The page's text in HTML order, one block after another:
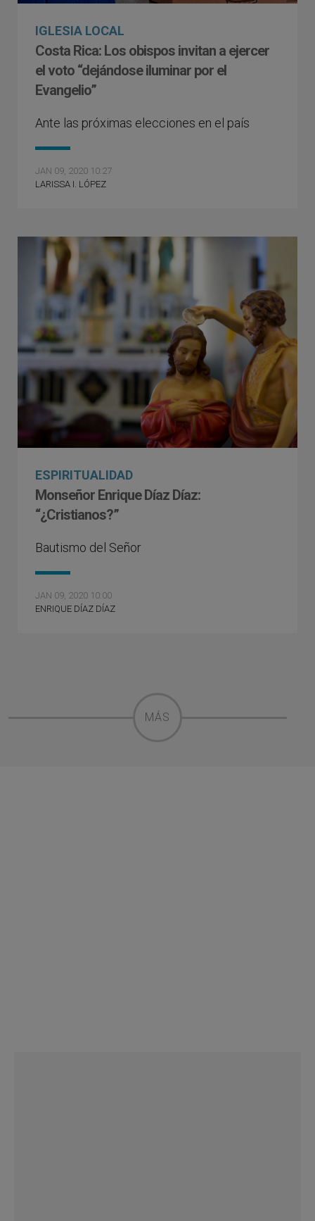
IGLESIA LOCAL
Costa Rica: Los obispos invitan a ejercer
el voto “dejándose iluminar por el
Evangelio”
Ante las próximas elecciones en el país
JAN 09, 2020 10:27
LARISSA I. LÓPEZ
ESPIRITUALIDAD
Monseñor Enrique Díaz Díaz:
“¿Cristianos?”
Bautismo del Señor
JAN 09, 2020 10:00
ENRIQUE DÍAZ DÍAZ
MÁS